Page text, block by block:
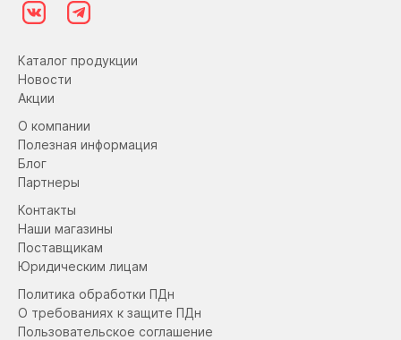
Каталог продукции
Новости
Акции
О компании
Полезная информация
Блог
Партнеры
Контакты
Наши магазины
Поставщикам
Юридическим лицам
Политика обработки ПДн
О требованиях к защите ПДн
Пользовательское соглашение